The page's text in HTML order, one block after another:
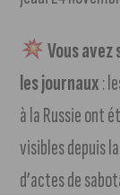
Vous
les journaux:
à la Russie ont
visibles depuis
d’actes de